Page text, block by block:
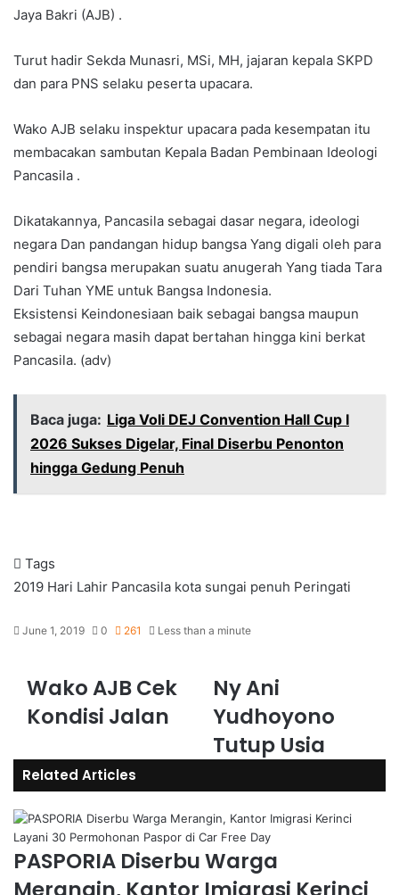
Jaya Bakri (AJB) .
Turut hadir Sekda Munasri, MSi, MH, jajaran kepala SKPD
dan para PNS selaku peserta upacara.
Wako AJB selaku inspektur upacara pada kesempatan itu
membacakan sambutan Kepala Badan Pembinaan Ideologi
Pancasila .
Dikatakannya, Pancasila sebagai dasar negara, ideologi
negara Dan pandangan hidup bangsa Yang digali oleh para
pendiri bangsa merupakan suatu anugerah Yang tiada Tara
Dari Tuhan YME untuk Bangsa Indonesia.
Eksistensi Keindonesiaan baik sebagai bangsa maupun
sebagai negara masih dapat bertahan hingga kini berkat
Pancasila. (adv)
Baca juga: Liga Voli DEJ Convention Hall Cup I
2026 Sukses Digelar, Final Diserbu Penonton
hingga Gedung Penuh
Tags
2019 Hari Lahir Pancasila kota sungai penuh Peringati
June 1, 2019 0 261 Less than a minute
Wako AJB Cek
Kondisi Jalan
Ny Ani
Yudhoyono
Tutup Usia
Related Articles
PASPORIA Diserbu Warga